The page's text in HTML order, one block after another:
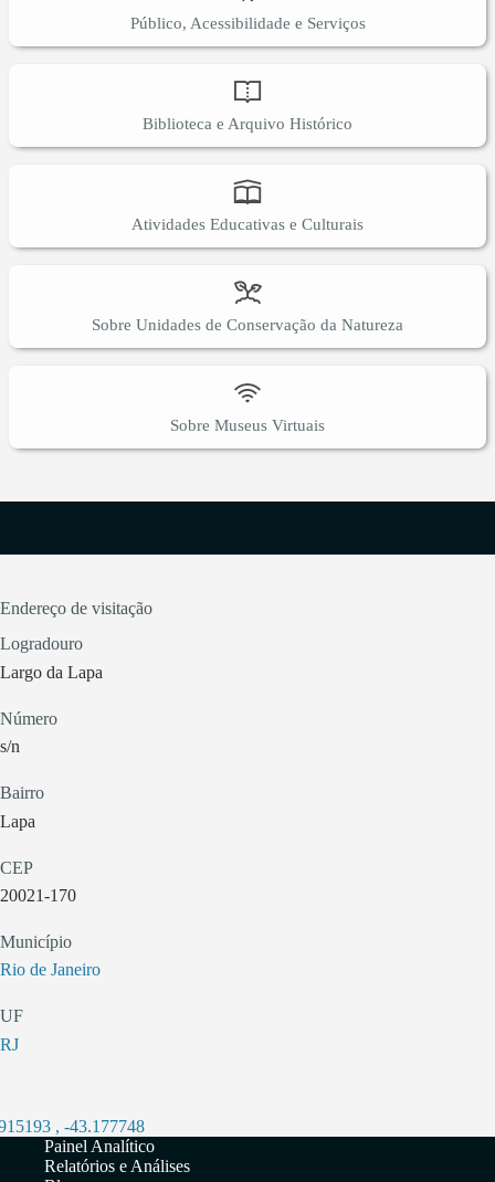
Público, Acessibilidade e Serviços
Biblioteca e Arquivo Histórico
Atividades Educativas e Culturais
Sobre Unidades de Conservação da Natureza
Sobre Museus Virtuais
Endereço de visitação
Logradouro
Largo da Lapa
Número
s/n
Bairro
Lapa
CEP
20021-170
Município
Rio de Janeiro
UF
RJ
, -43.177748
Painel Analítico
Relatórios e Análises